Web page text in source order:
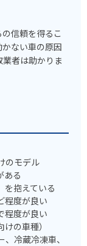
信頼を得るこ
ない車の原因
者は助かりま
のモデル
ある
を抱えている
程度が良い
程度が良い
の車種）
冷蔵冷凍車、